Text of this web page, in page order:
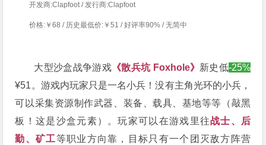
开发商:Clapfoot / 发行商:Clapfoot
价格:￥68 / 历史最低价:￥51 / 好评率90% / 无简中
大型沙盒战争游戏《散兵坑 Foxhole》 新史低-25%
¥51。游戏内玩家只是一名小兵！没有主角光环的小兵，
可以采集资源制作武器、装备、载具、基地等等（敲黑
板！这是沙盒元素）。玩家可以在游戏里往战士、后
勤、矿工等职业方向靠，目标只有一个团灭敌方阵营